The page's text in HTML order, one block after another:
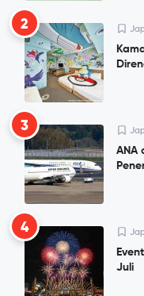
2
3
ANA
4
Juli